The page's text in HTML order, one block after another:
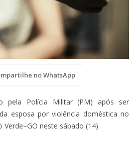
no WhatsApp
pela Polícia Militar (PM) após ser
esposa por violência doméstica no
neste sábado (14).